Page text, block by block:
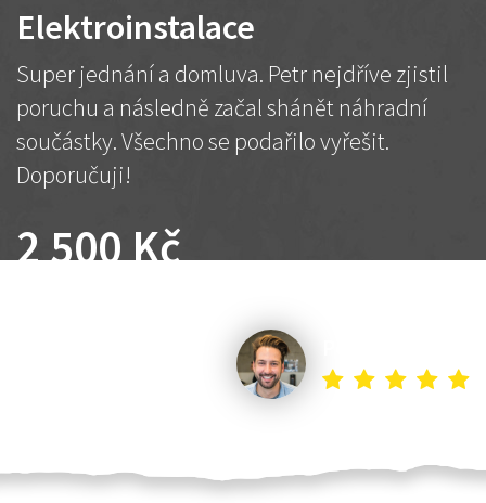
Elektroinstalace
Super jednání a domluva. Petr nejdříve zjistil
poruchu a následně začal shánět náhradní
součástky. Všechno se podařilo vyřešit.
Doporučuji!
2 500 Kč